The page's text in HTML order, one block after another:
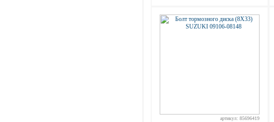
артикул: 85696419